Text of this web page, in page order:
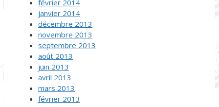
février 2014
janvier 2014
décembre 2013
novembre 2013
septembre 2013
août 2013
juin 2013
avril 2013
mars 2013
février 2013